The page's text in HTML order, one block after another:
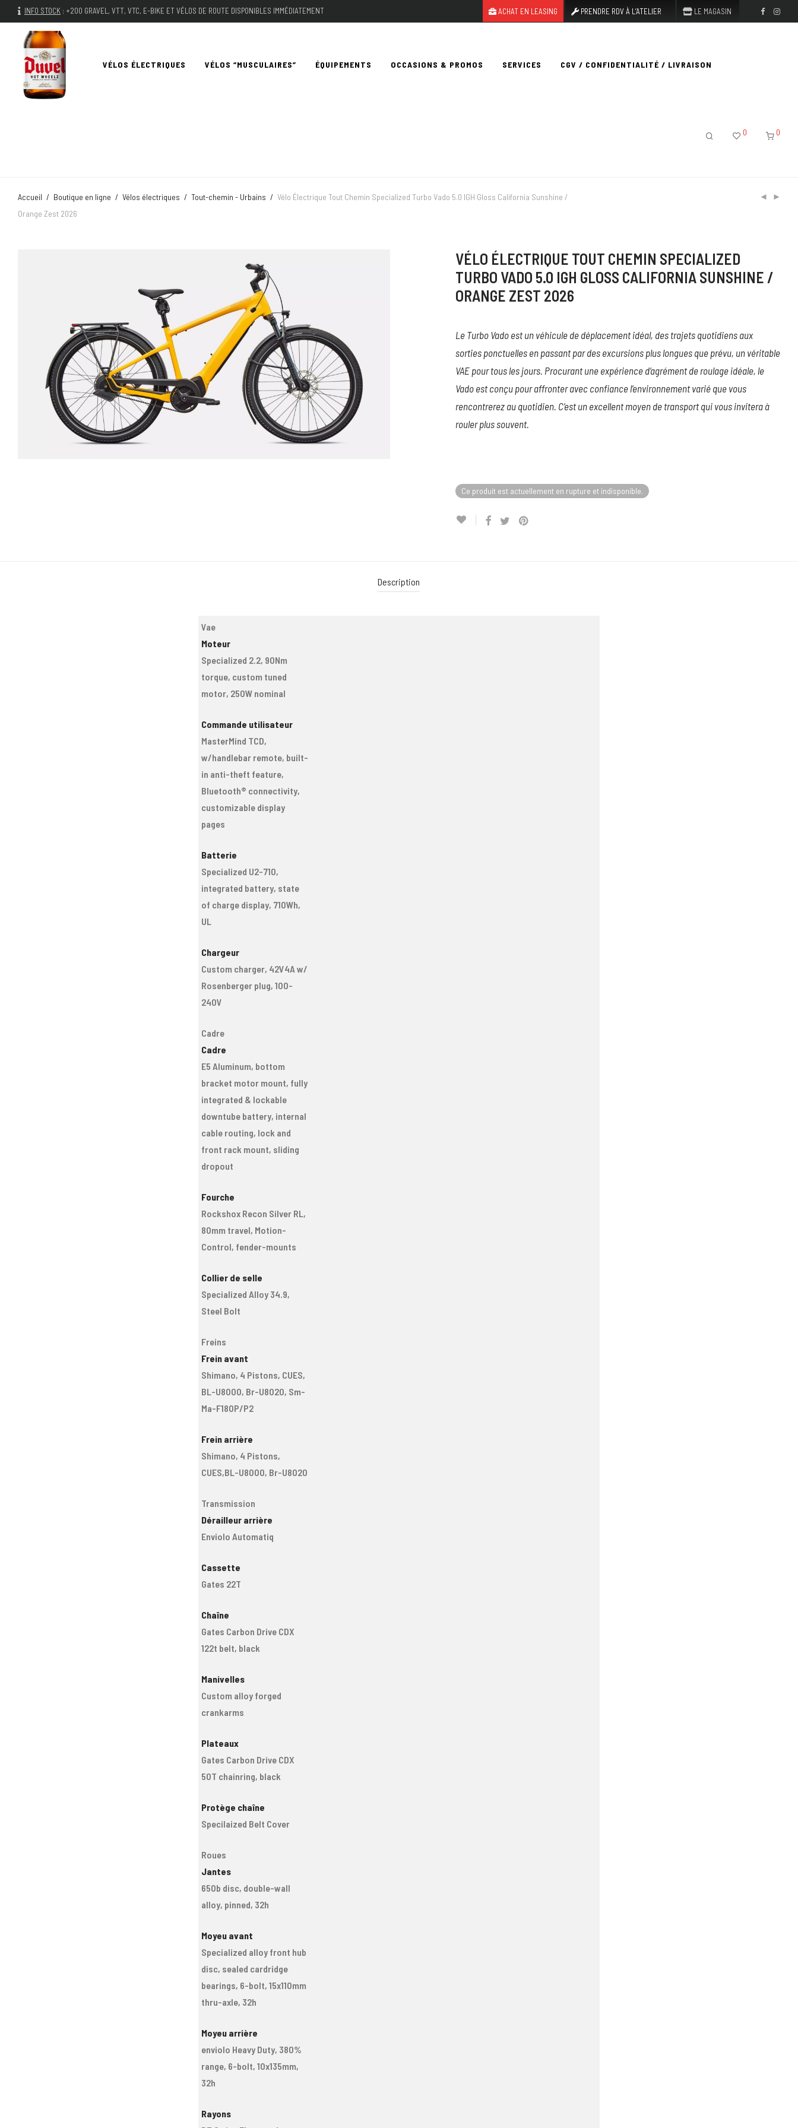
INFO STOCK : +200 GRAVEL, VTT, VTC, E-BIKE ET VÉLOS DE ROUTE DISPONIBLES IMMÉDIATEMENT ACHAT EN LEASING PRENDRE RDV À L’ATELIER LE MAGASIN
VÉLOS ÉLECTRIQUES VÉLOS “MUSCULAIRES” ÉQUIPEMENTS OCCASIONS & PROMOS SERVICES CGV / CONFIDENTIALITÉ / LIVRAISON
0 0
Accueil / Boutique en ligne / Vélos électriques / Tout-chemin - Urbains / Vélo Électrique Tout Chemin Specialized Turbo Vado 5.0 IGH Gloss California Sunshine /
Orange Zest 2026
VÉLO ÉLECTRIQUE TOUT CHEMIN SPECIALIZED
TURBO VADO 5.0 IGH GLOSS CALIFORNIA SUNSHINE /
ORANGE ZEST 2026
Le Turbo Vado est un véhicule de déplacement idéal, des trajets quotidiens aux
sorties ponctuelles en passant par des excursions plus longues que prévu, un véritable
VAE pour tous les jours. Procurant une expérience d’agrément de roulage idéale, le
Vado est conçu pour affronter avec confiance l’environnement varié que vous
rencontrerez au quotidien. C’est un excellent moyen de transport qui vous invitera à
rouler plus souvent.
Ce produit est actuellement en rupture et indisponible.
Description
Vae
Moteur
Specialized 2.2, 90Nm
torque, custom tuned
motor, 250W nominal
Commande utilisateur
MasterMind TCD,
w/handlebar remote, built-
in anti-theft feature,
Bluetooth® connectivity,
customizable display
pages
Batterie
Specialized U2-710,
integrated battery, state
of charge display, 710Wh,
UL
Chargeur
Custom charger, 42V4A w/
Rosenberger plug, 100-
240V
Cadre
Cadre
E5 Aluminum, bottom
bracket motor mount, fully
integrated & lockable
downtube battery, internal
cable routing, lock and
front rack mount, sliding
dropout
Fourche
Rockshox Recon Silver RL,
80mm travel, Motion-
Control, fender-mounts
Collier de selle
Specialized Alloy 34.9,
Steel Bolt
Freins
Frein avant
Shimano, 4 Pistons, CUES,
BL-U8000, Br-U8020, Sm-
Ma-F180P/P2
Frein arrière
Shimano, 4 Pistons,
CUES,BL-U8000, Br-U8020
Transmission
Dérailleur arrière
Enviolo Automatiq
Cassette
Gates 22T
Chaîne
Gates Carbon Drive CDX
122t belt, black
Manivelles
Custom alloy forged
crankarms
Plateaux
Gates Carbon Drive CDX
50T chainring, black
Protège chaîne
Specilaized Belt Cover
Roues
Jantes
650b disc, double-wall
alloy, pinned, 32h
Moyeu avant
Specialized alloy front hub
disc, sealed cardridge
bearings, 6-bolt, 15x110mm
thru-axle, 32h
Moyeu arrière
enviolo Heavy Duty, 380%
range, 6-bolt, 10x135mm,
32h
Rayons